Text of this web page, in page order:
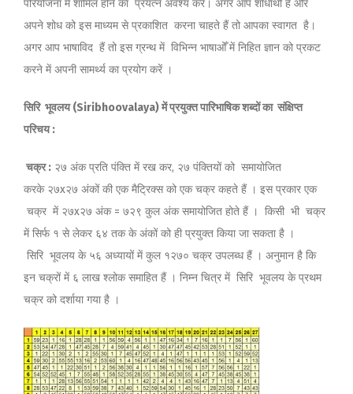
परियोजना में शामिल होने का प्रयत्न अवश्य करें। अगर आप शोधार्थी हैं और
अपने शोध को इस माध्यम से प्रकाशित करना चाहते हैं तो आपका स्वागत है।
अगर आप भाषाविद हैं तो इस ग्रन्थ में विभिन्न भाषाओँ में निहित ज्ञान को प्रकट
करने में अपनी सामर्थ्य का प्रयोग करें ।
सिरि भूवलय (Siribhoovalaya) में प्रयुक्त पारिभाषिक शब्दों का संक्षिप्त
परिचय :
चक्र : २७ अंक प्रति पंक्ति में रख कर, २७ पंक्तियों को समायोजित
करके २७x२७ अंकों की एक मैट्रिक्स को एक चक्र कहते हैं । इस प्रकार एक
चक्र में २७x२७ अंक = ७२९ कुल अंक समायोजित होते हैं । किसी भी चक्र
में सिर्फ १ से लेकर ६४ तक के अंकों को ही प्रयुक्त किया जा सकता है ।
सिरि भूवलय के ५६ अध्यायों में कुल १२७० चक्र उपलब्ध हैं । अनुमान है कि
इन चक्रों में ६ लाख श्लोक समाहित हैं । निम्न चित्र में सिरि भूवलय के प्रथम
चक्र को दर्शाया गया है ।